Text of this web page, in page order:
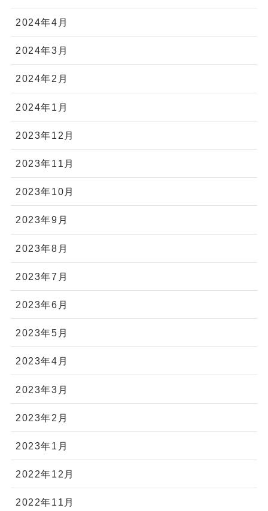
2024年4月
2024年3月
2024年2月
2024年1月
2023年12月
2023年11月
2023年10月
2023年9月
2023年8月
2023年7月
2023年6月
2023年5月
2023年4月
2023年3月
2023年2月
2023年1月
2022年12月
2022年11月